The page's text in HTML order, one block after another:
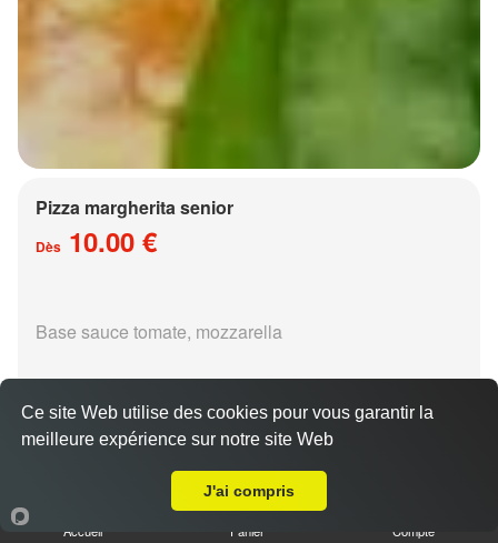
Pizza margherita senior
Dès 10.00 €
Base sauce tomate, mozzarella
15.00 €
Accueil Panier Compte
Ce site Web utilise des cookies pour vous garantir la
meilleure expérience sur notre site Web
J'ai compris